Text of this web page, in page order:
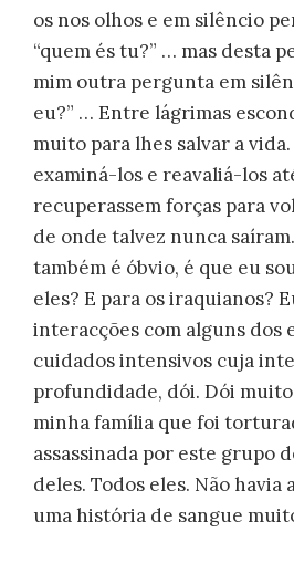
os nos olhos e em silêncio
“quem és tu?” … mas desta
mim outra pergunta em
eu?” … Entre lágrimas
muito para lhes salvar a
examiná-los e reavaliá-los
recuperassem forças para
de onde talvez nunca
também é óbvio, é que eu
eles? E para os iraquianos?
interacções com alguns dos
cuidados intensivos cuja
profundidade, dói. Dói
minha família que foi
assassinada por este grupo
deles. Todos eles. Não havia
uma história de sangue